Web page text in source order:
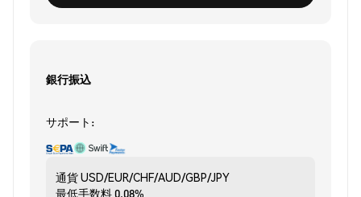
銀行振込
サポート:
通貨USD/EUR/CHF/AUD/GBP/JPY
最低手数料0.08%